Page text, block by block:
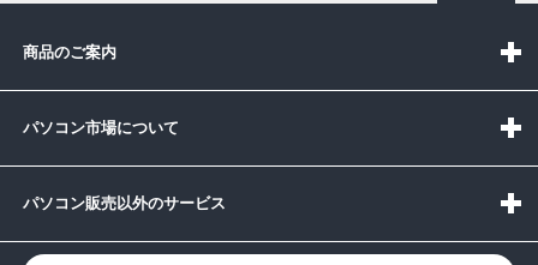
商品のご案内
パソコン市場について
パソコン販売以外のサービス